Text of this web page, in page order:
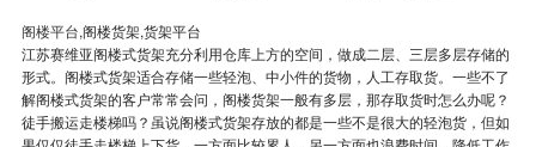
阁楼平台,阁楼货架,货架平台
江苏赛维亚阁楼式货架充分利用仓库上方的空间，做成二层、三层多层存储的
形式。阁楼式货架适合存储一些轻泡、中小件的货物，人工存取货。一些不了
解阁楼式货架的客户常常会问，阁楼货架一般有多层，那存取货时怎么办呢？
徒手搬运走楼梯吗？虽说阁楼式货架存放的都是一些不是很大的轻泡货，但如